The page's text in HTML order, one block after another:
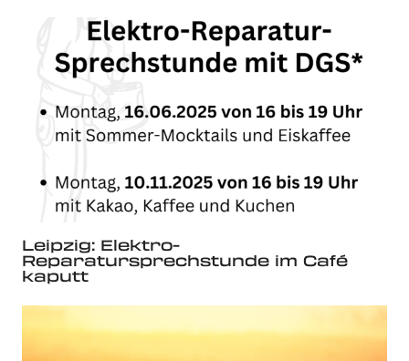
Leipzig: Elektro-
Reparatursprechstunde im Café
kaputt